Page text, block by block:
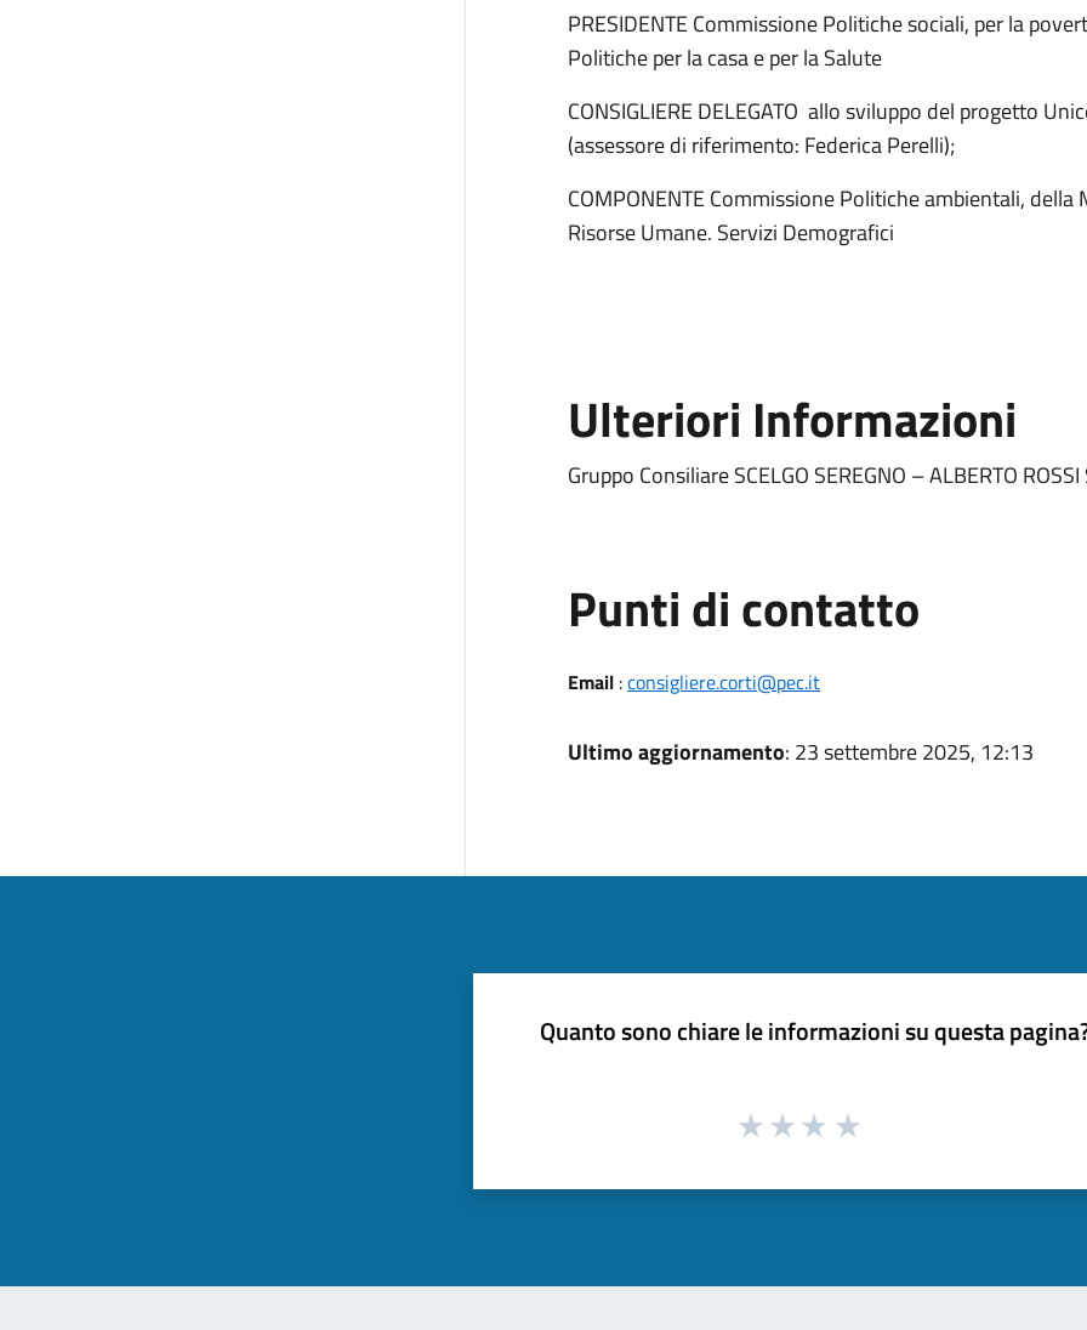
PRESIDENTE Commissione Politiche sociali, per la
Politiche per la casa e per la Salute
CONSIGLIERE DELEGATO allo sviluppo del progetto
(assessore di riferimento: Federica Perelli);
COMPONENTE Commissione Politiche ambientali,
Risorse Umane. Servizi Demografici
Ulteriori Informazioni
Gruppo Consiliare SCELGO SEREGNO – ALBERTO ROSSI
Punti di contatto
Email:consigliere.corti@pec.it
Ultimo aggiornamento: 23 settembre 2025, 12:13
Quanto sono chiare le informazioni su questa